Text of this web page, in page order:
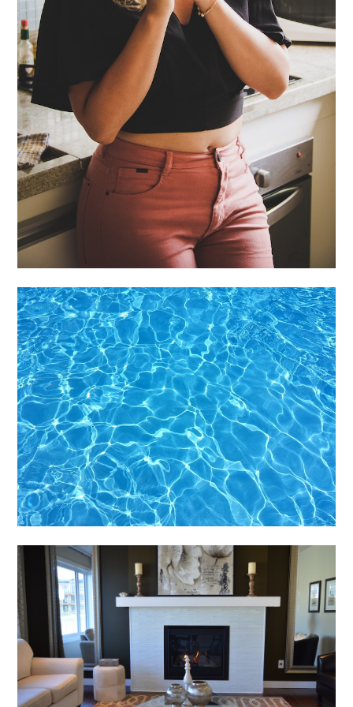
Ta nejlepší káva, kterou
si můžete pořídit i Vy!
Byznys
Letní hrátky
Byznys
Čištění starých koberců